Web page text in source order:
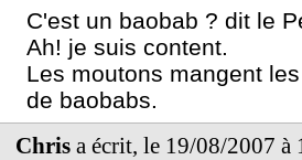
C'est un baobab ? dit le
Ah! je suis content.
Les moutons mangent
de baobabs.
Chris a écrit, le 19/08/2007 à